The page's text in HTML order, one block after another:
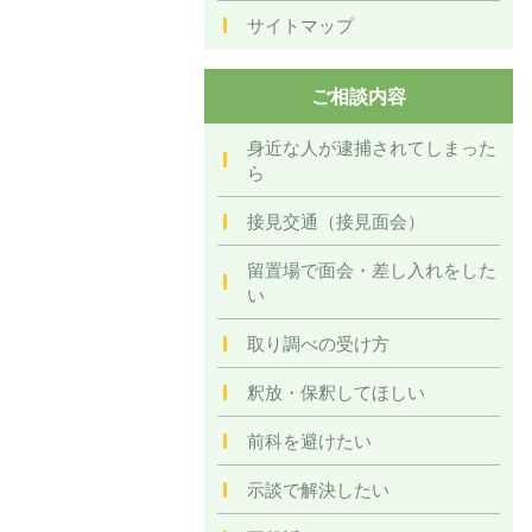
サイトマップ
ご相談内容
身近な人が逮捕されてしまった
ら
接見交通（接見面会）
留置場で面会・差し入れをした
い
取り調べの受け方
釈放・保釈してほしい
前科を避けたい
示談で解決したい